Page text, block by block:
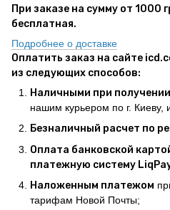
При заказе на сумму от 1000
бесплатная.
Подробнее о доставке
Оплатить заказ на сайте
из следующих способов:
Наличными при
нашим курьером по г. Киеву,
Безналичный расчет по
Оплата банковской
платежную систему
Наложенным платежом
тарифам Новой Почты;